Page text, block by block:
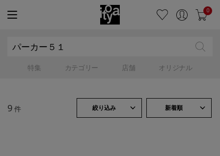
0
特集 カテゴリー 店舗 オリジナル
9 件 絞り込み 新着順